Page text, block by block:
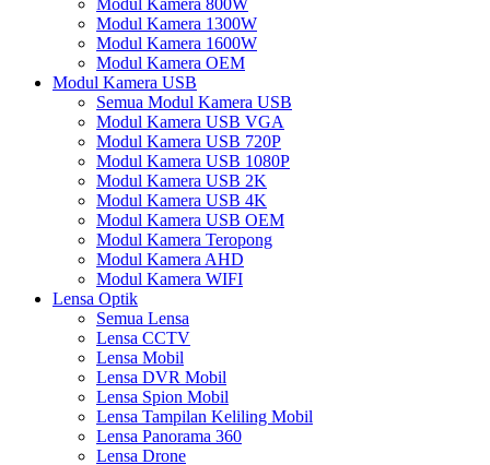
Modul Kamera 1300W
Modul Kamera 1600W
Modul Kamera OEM
Modul Kamera USB
Semua Modul Kamera USB
Modul Kamera USB VGA
Modul Kamera USB 720P
Modul Kamera USB 1080P
Modul Kamera USB 2K
Modul Kamera USB 4K
Modul Kamera USB OEM
Modul Kamera Teropong
Modul Kamera AHD
Modul Kamera WIFI
Lensa Optik
Semua Lensa
Lensa CCTV
Lensa Mobil
Lensa DVR Mobil
Lensa Spion Mobil
Lensa Tampilan Keliling Mobil
Lensa Panorama 360
Lensa Drone